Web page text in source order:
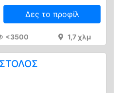
Δες το προφίλ
<3500 1,7 χλμ